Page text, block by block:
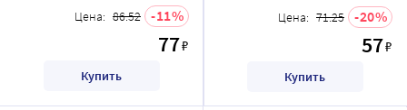
Цена: 86.52 11
77₽
Купить
Цена: 71.25 20
57₽
Купить